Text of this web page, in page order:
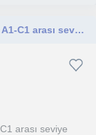
Almanca ve Türkçe dersi verilir. İki dilde de A1-C1 arası seviye deki ve yaş farketmeksizin ders verilir
arası seviye